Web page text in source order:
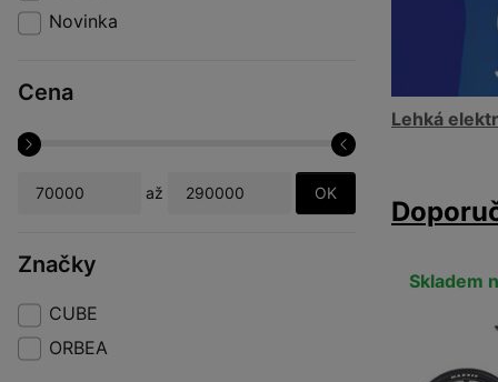
Lehká
Skladem
Novinka
Cena
až OK
Značky
CUBE
ORBEA